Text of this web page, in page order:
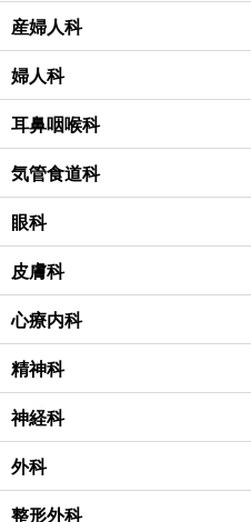
産婦人科
婦人科
耳鼻咽喉科
気管食道科
眼科
皮膚科
心療内科
精神科
神経科
外科
整形外科